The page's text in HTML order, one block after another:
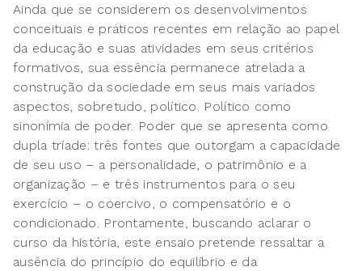
Ainda que se considerem os desenvolvimentos
conceituais e práticos recentes em relação ao papel
da educação e suas atividades em seus critérios
formativos, sua essência permanece atrelada a
construção da sociedade em seus mais variados
aspectos, sobretudo, político. Político como
sinonímia de poder. Poder que se apresenta como
dupla tríade: três fontes que outorgam a capacidade
de seu uso – a personalidade, o patrimônio e a
organização – e três instrumentos para o seu
exercício – o coercivo, o compensatório e o
condicionado. Prontamente, buscando aclarar o
curso da história, este ensaio pretende ressaltar a
ausência do princípio do equilíbrio e da